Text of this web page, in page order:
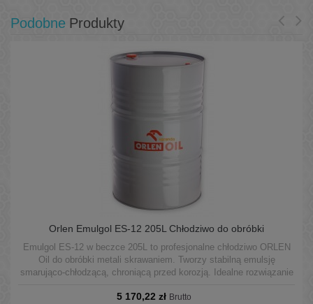
Podobne Produkty
Orlen Emulgol ES-12 205L Chłodziwo do obróbki
Emulgol ES-12 w beczce 205L to profesjonalne chłodziwo ORLEN
Oil do obróbki metali skrawaniem. Tworzy stabilną emulsję
smarująco-chłodzącą, chroniącą przed korozją. Idealne rozwiązanie
legalnej dystrybucji ORLEN – świeży, bezpiecznie transportowany i
5 170,22 zł Brutto